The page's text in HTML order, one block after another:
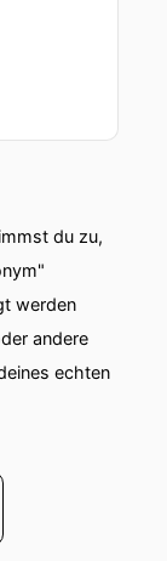
du zu,
werden
andere
echten